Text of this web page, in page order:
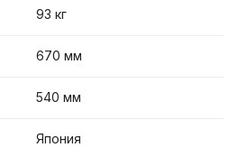
93 кг
670 мм
540 мм
Япония